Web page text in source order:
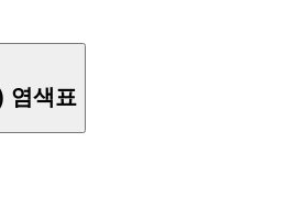
염색표